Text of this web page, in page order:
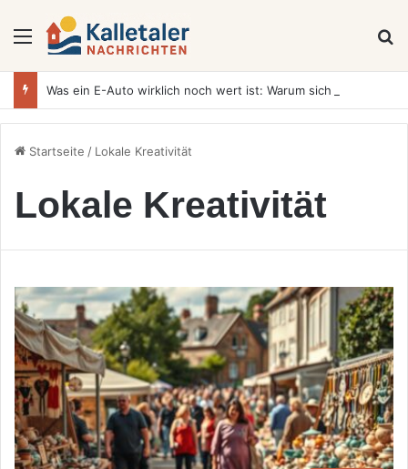
Menü
Startseite / Lokale Kreativität
Lokale Kreativität